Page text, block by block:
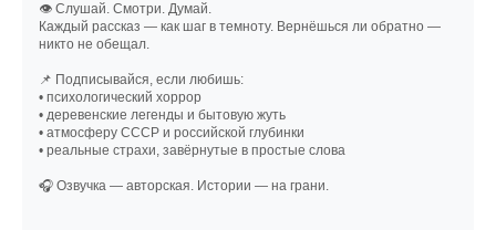
👁 Слушай. Смотри. Думай.
Каждый рассказ — как шаг в темноту. Вернёшься ли обратно —
никто не обещал.
📌 Подписывайся, если любишь:
• психологический хоррор
• деревенские легенды и бытовую жуть
• атмосферу СССР и российской глубинки
• реальные страхи, завёрнутые в простые слова
🎧 Озвучка — авторская. Истории — на грани.